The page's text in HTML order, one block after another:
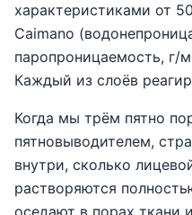
характеристиками от
Caimano
паропроницаемость, г/
Каждый из слоёв
Когда мы трём пятно
пятновыводителем,
внутри, сколько
растворяются